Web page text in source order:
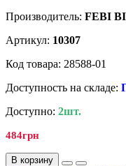
Производитель: FEBI
Артикул: 10307
Код товара: 28588-01
Доступность на складе:
Доступно: 2шт.
484грн
В корзину